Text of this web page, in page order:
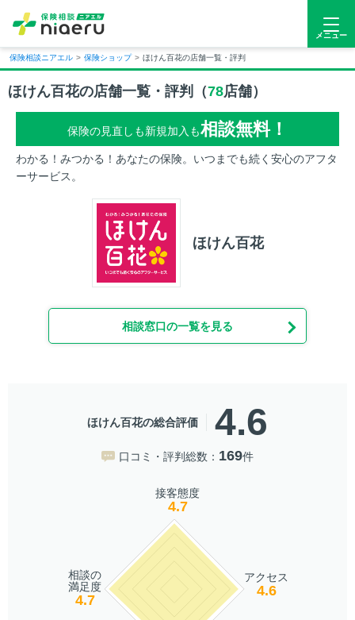
メニュー
保険相談ニアエル > 保険ショップ > ほけん百花の店舗一覧・評判
ほけん百花の店舗一覧・評判（78店舗）
保険の見直しも新規加入も相談無料！
わかる！みつかる！あなたの保険。いつまでも続く安心のアフタ
ーサービス。
ほけん百花
相談窓口の一覧を見る
ほけん百花の総合評価 4.6
口コミ・評判総数： 169件
接客態度
4.7
アクセス
4.6
相談の
満足度
4.7